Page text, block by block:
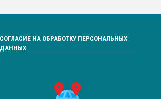
СОГЛАСИЕ НА ОБРАБОТКУ ПЕРСОНАЛЬНЫХ
ДАННЫХ